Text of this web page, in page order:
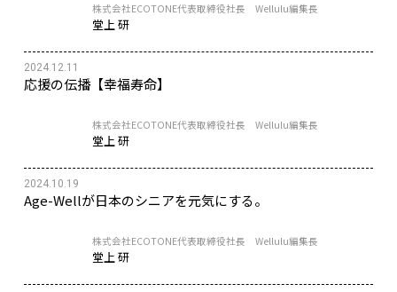
株式会社ECOTONE代表取締役社長 Wellulu編集長
堂上 研
2024.12.11
応援の伝播【幸福寿命】
株式会社ECOTONE代表取締役社長 Wellulu編集長
堂上 研
2024.10.19
Age-Wellが日本のシニアを元気にする。
株式会社ECOTONE代表取締役社長 Wellulu編集長
堂上 研